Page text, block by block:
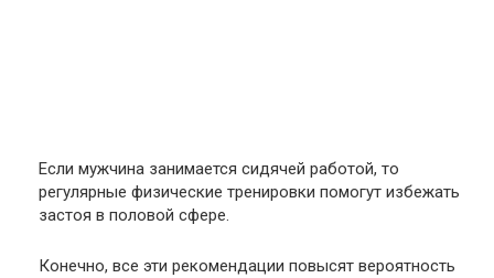
Если мужчина занимается сидячей работой, то
регулярные физические тренировки помогут избежать
застоя в половой сфере.
Конечно, все эти рекомендации повысят вероятность